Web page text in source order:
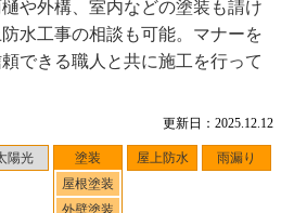
更新日：2025.12.12
陽光
塗装
屋根塗装
外壁塗装
屋上防水 雨漏り
や外構、室内などの塗装も請け
水工事の相談も可能。マナーを
できる職人と共に施工を行って